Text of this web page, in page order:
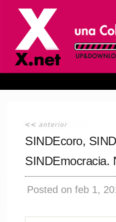
SINDEcoro,
SINDEmocracia.
Posted on feb 1,